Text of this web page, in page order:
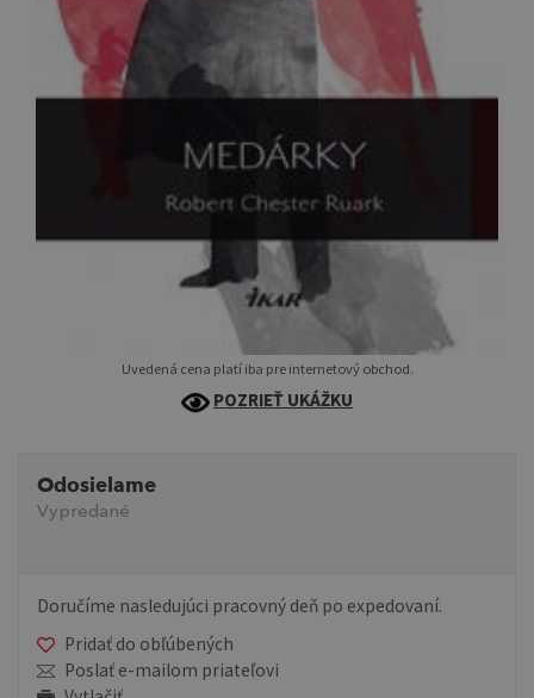
Uvedená cena platí iba pre internetový obchod.
POZRIEŤ UKÁŽKU
Odosielame
Vypredané
Doručíme nasledujúci pracovný deň po expedovaní.
Pridať do obľúbených
Poslať e-mailom priateľovi